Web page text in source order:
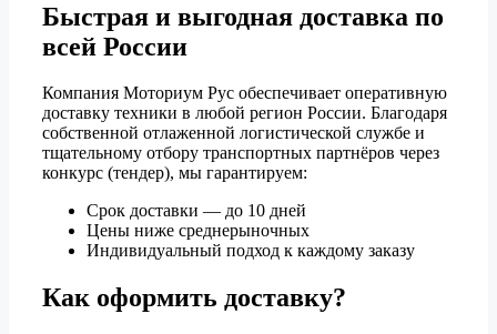
Быстрая и выгодная доставка по
всей России
Компания Моториум Рус обеспечивает оперативную
доставку техники в любой регион России. Благодаря
собственной отлаженной логистической службе и
тщательному отбору транспортных партнёров через
конкурс (тендер), мы гарантируем:
Срок доставки — до 10 дней
Цены ниже среднерыночных
Индивидуальный подход к каждому заказу
Как оформить доставку?